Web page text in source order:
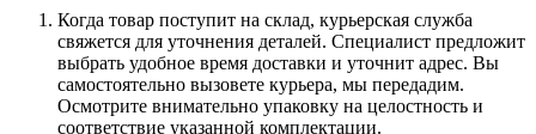
Когда товар поступит на склад, курьерская служба
свяжется для уточнения деталей. Специалист предложит
выбрать удобное время доставки и уточнит адрес. Вы
самостоятельно вызовете курьера, мы передадим.
Осмотрите внимательно упаковку на целостность и
соответствие указанной комплектации.